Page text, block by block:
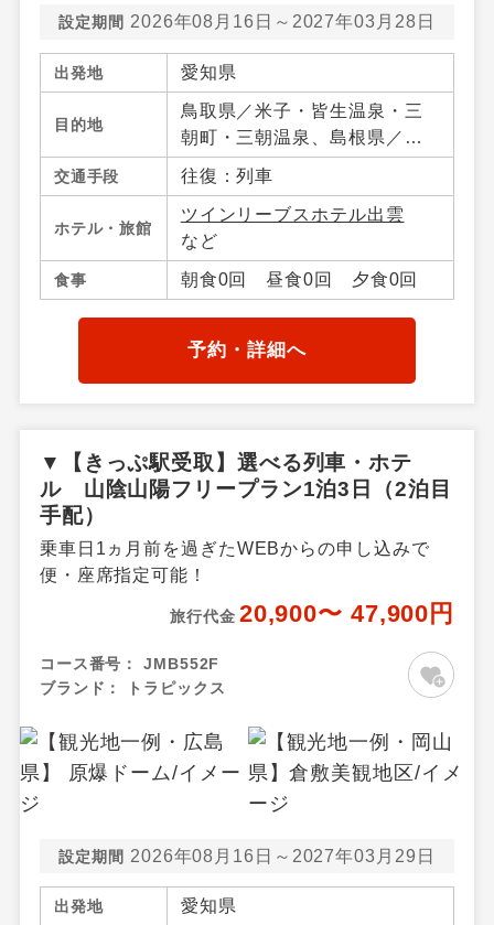
設定期間 2026年08月16日～2027年03月28日
出発地 愛知県
目的地
鳥取県／米子・皆生温泉・三
朝町・三朝温泉、島根県／松
江・宍道湖・玉造温泉・出
雲・日御碕、岡山県／岡山市
内・倉敷・蒜山・湯原温泉・
真庭・岡山県その他、広島県
／広島市内・宮島・尾道・広
島県その他
交通手段 往復：列車
ホテル・旅館
ツインリーブスホテル出雲
など
食事 朝食0回 昼食0回 夕食0回
予約・詳細へ
▼【きっぷ駅受取】選べる列車・ホテ
ル 山陰山陽フリープラン1泊3日（2泊目
手配）
乗車日1ヵ月前を過ぎたWEBからの申し込みで
便・座席指定可能！
旅行代金 20,900〜 47,900円
コース番号：
JMB552F
ブランド：
トラピックス
設定期間 2026年08月16日～2027年03月29日
出発地 愛知県